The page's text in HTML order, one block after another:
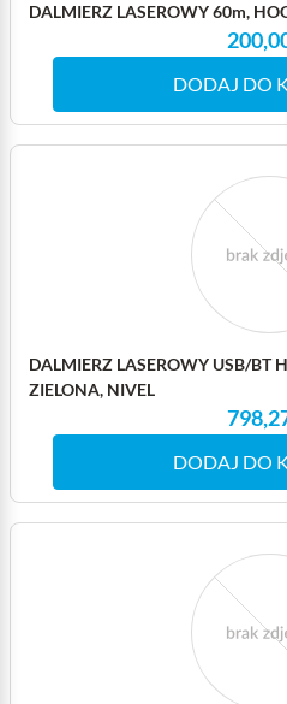
DALMIERZ LASEROWY 60m,
DODAJ DO
DALMIERZ LASEROWY USB/BT
ZIELONA, NIVEL
DODAJ DO